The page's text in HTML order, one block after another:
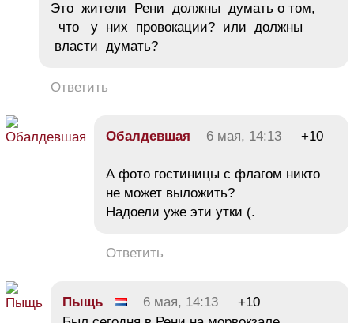
Это жители Рени должны думать о том,
что у них провокации? или должны
власти думать?
Ответить
Обалдевшая 6 мая, 14:13 +10
А фото гостиницы с флагом никто
не может выложить?
Надоели уже эти утки (.
Ответить
Пыщь 6 мая, 14:13
+10